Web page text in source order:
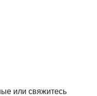
или свяжитесь